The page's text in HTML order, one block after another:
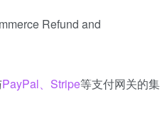
Refund and
PayPal、Stripe等支付网关的集